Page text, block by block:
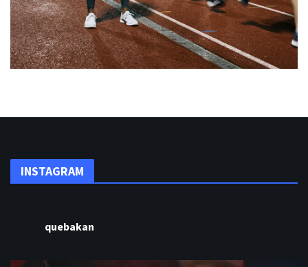
INSTAGRAM
quebakan